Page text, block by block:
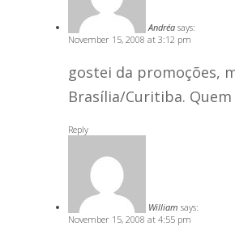
Andréa says:
November 15, 2008 at 3:12 pm
gostei da promoções,
Brasília/Curitiba.
Reply
William says:
November 15, 2008 at 4:55 pm